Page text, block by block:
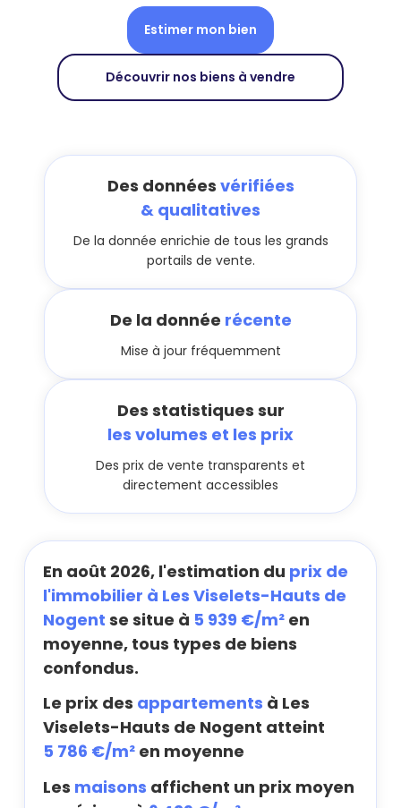
Estimer mon bien
Découvrir nos biens à vendre
Des données vérifiées
& qualitatives
De la donnée enrichie de tous les grands
portails de vente.
De la donnée récente
Mise à jour fréquemment
Des statistiques sur
les volumes et les prix
Des prix de vente transparents et
directement accessibles
En août 2026, l'estimation du prix de
l'immobilier à Les Viselets-Hauts de
Nogent se situe à 5 939 €/m² en
moyenne, tous types de biens
confondus.
Le prix des appartements à Les
Viselets-Hauts de Nogent atteint
5 786 €/m² en moyenne
Les maisons affichent un prix moyen